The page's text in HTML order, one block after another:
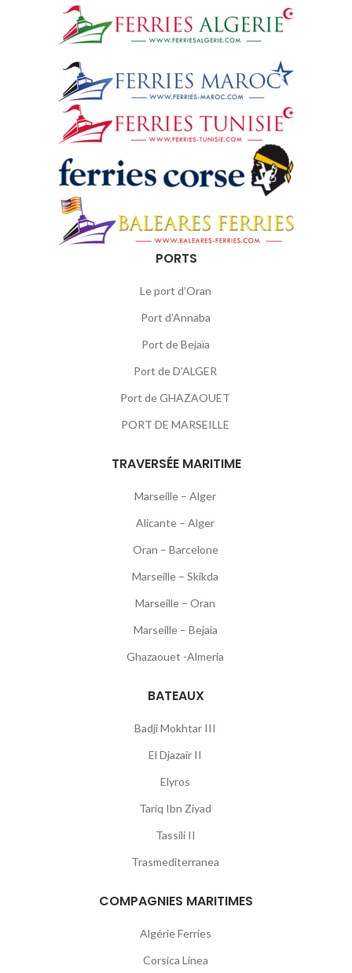
PORTS
Le port d’Oran
Port d’Annaba
Port de Bejaïa
Port de D’ALGER
Port de GHAZAOUET
PORT DE MARSEILLE
TRAVERSÉE MARITIME
Marseille – Alger
Alicante – Alger
Oran – Barcelone
Marseille – Skikda
Marseille – Oran
Marseille – Bejaia
Ghazaouet -Almeria
BATEAUX
Badji Mokhtar III
El Djazair II
Elyros
Tariq Ibn Ziyad
Tassili II
Trasmediterranea
COMPAGNIES MARITIMES
Algérie Ferries
Corsica Linea